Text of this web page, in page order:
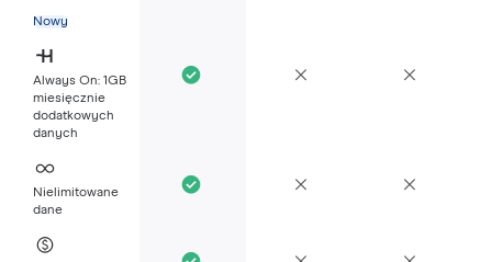
Nowy
Always On: 1GB
miesięcznie
dodatkowych
danych
Nielimitowane
dane